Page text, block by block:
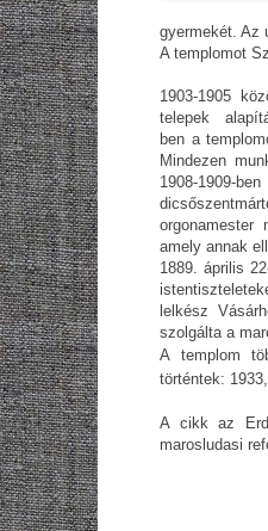
gyermekét. Az
A templomot
1903-1905
telepek
ben a
Mindezen
1908-1909-
orgonamester
amely annak
1889. április
lelkész
szolgálta a
A templom
történtek:
A cikk az
marosludasi